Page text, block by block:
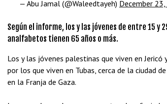
— Abu Jamal (@Waleedtayeh) December
Según el informe, los y las jóvenes de entre 15
analfabetos tienen 65 años o más.
Los y las jóvenes palestinas que viven en
por los que viven en Tubas, cerca de la ciudad
en la Franja de Gaza.